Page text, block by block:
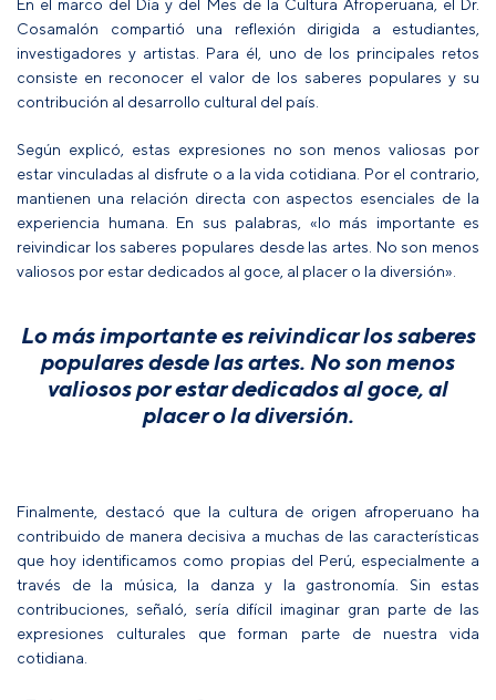
Cosamalón compartió una reflexión dirigida a estudiantes,
investigadores y artistas. Para él, uno de los principales retos
consiste en reconocer el valor de los saberes populares y su
contribución al desarrollo cultural del país.
Según explicó, estas expresiones no son menos valiosas por
estar vinculadas al disfrute o a la vida cotidiana. Por el contrario,
mantienen una relación directa con aspectos esenciales de la
experiencia humana. En sus palabras, «lo más importante es
reivindicar los saberes populares desde las artes. No son menos
valiosos por estar dedicados al goce, al placer o la diversión».
Lo más importante es reivindicar los saberes
populares desde las artes. No son menos
valiosos por estar dedicados al goce, al
placer o la diversión.
Finalmente, destacó que la cultura de origen afroperuano ha
contribuido de manera decisiva a muchas de las características
que hoy identificamos como propias del Perú, especialmente a
través de la música, la danza y la gastronomía. Sin estas
contribuciones, señaló, sería difícil imaginar gran parte de las
expresiones culturales que forman parte de nuestra vida
cotidiana.